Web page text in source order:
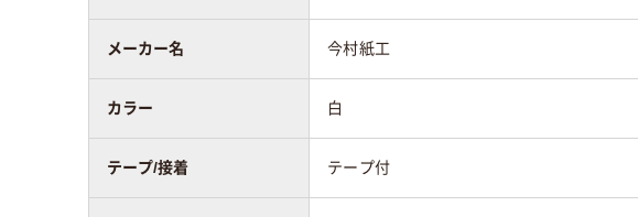
メーカー名 今村紙工
カラー 白
テープ/接着 テープ付